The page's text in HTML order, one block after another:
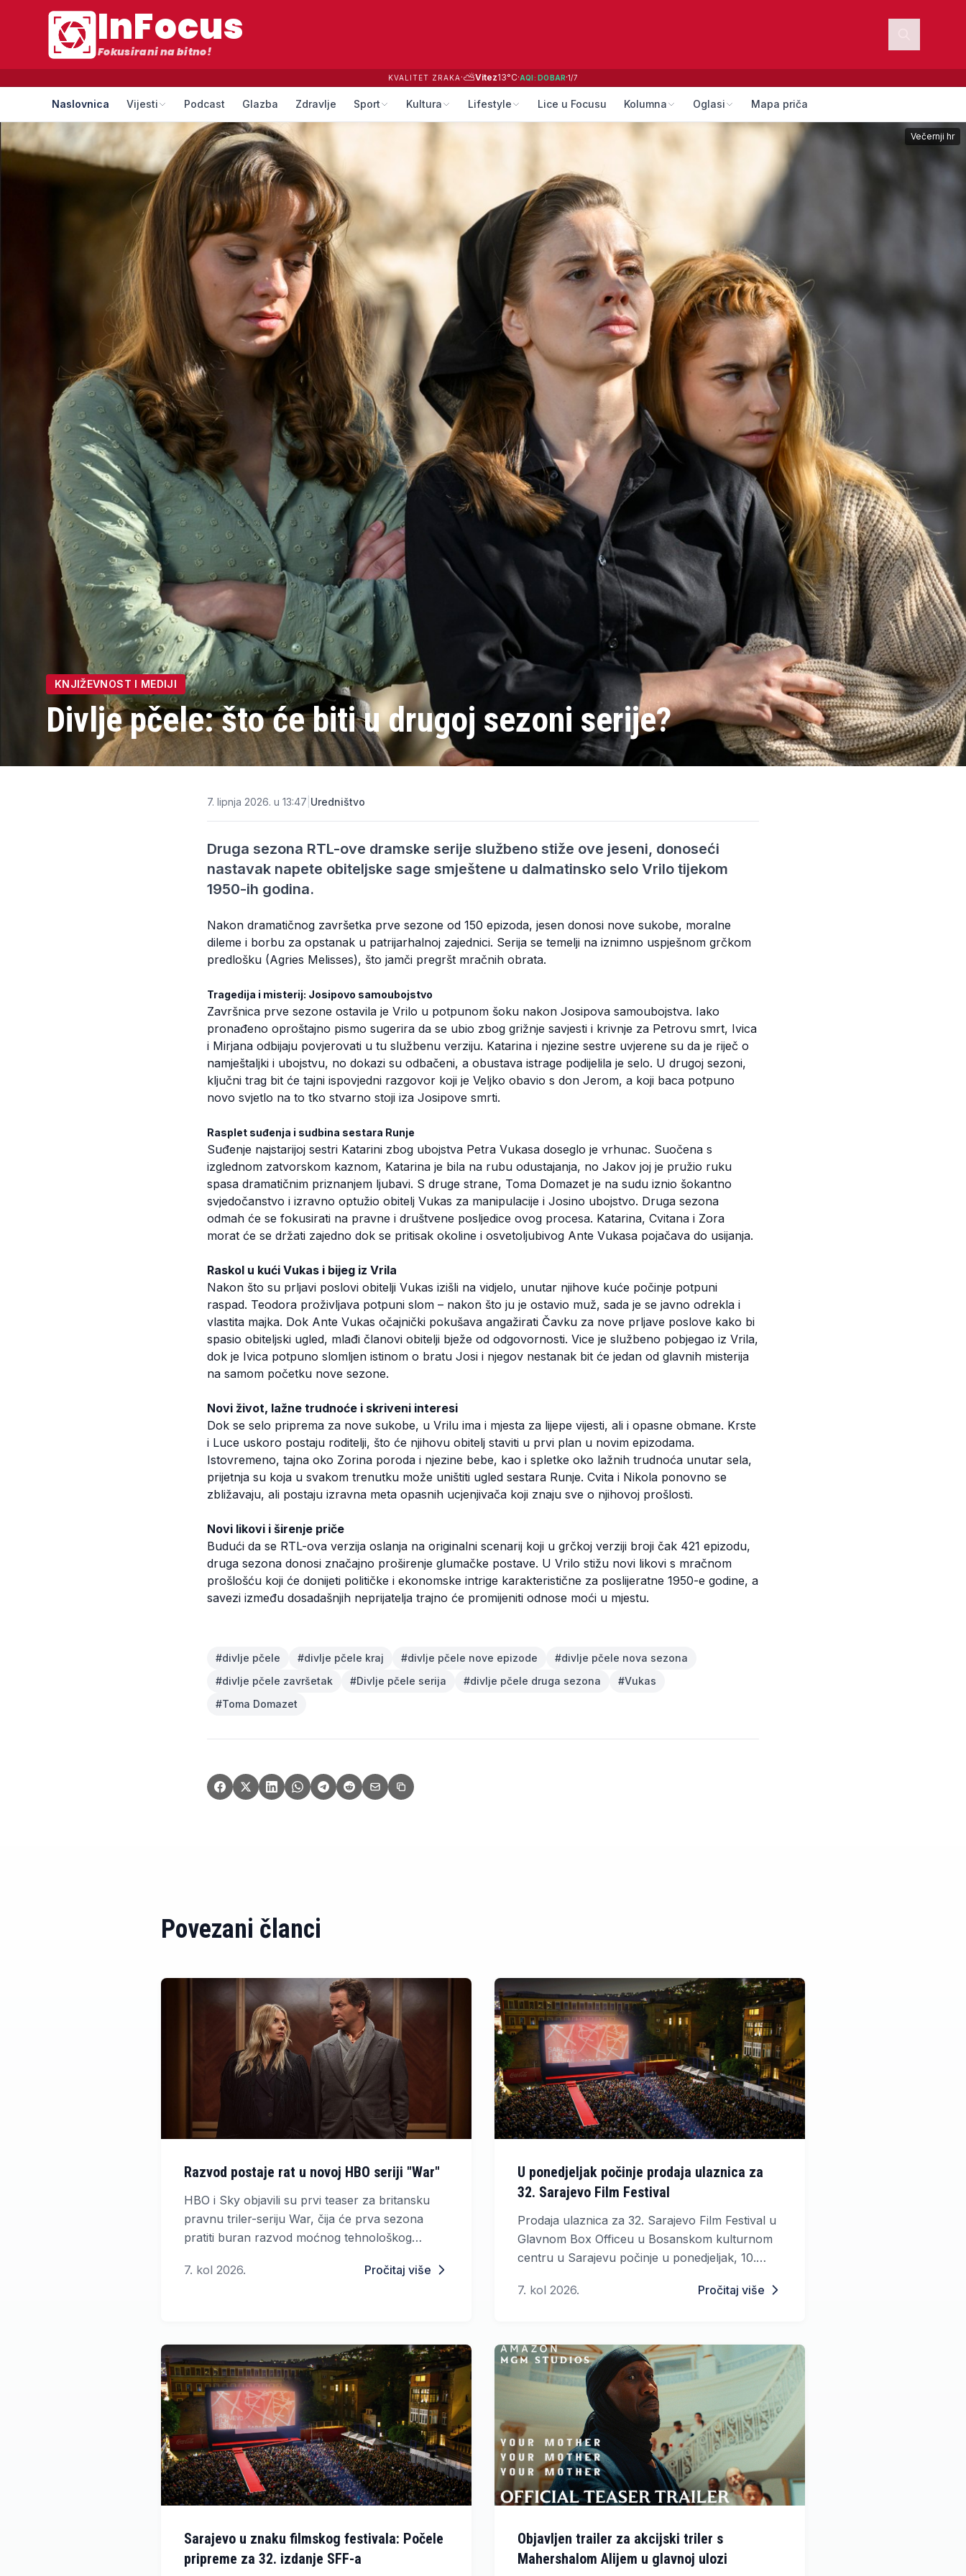
InFocus
Fokusirani na bitno!
KVALITET ZRAKA·⛅Vitez13°C·AQI: DOBAR·1/7
Naslovnica Vijesti Podcast Glazba Zdravlje Sport Kultura Lifestyle Lice u Focusu Kolumna Oglasi Mapa priča
KNJIŽEVNOST I MEDIJI
Divlje pčele: što će biti u drugoj sezoni serije?
Večernji hr
7. lipnja 2026. u 13:47 Uredništvo
Druga sezona RTL-ove dramske serije službeno stiže ove jeseni, donoseći
nastavak napete obiteljske sage smještene u dalmatinsko selo Vrilo tijekom
1950-ih godina.
Nakon dramatičnog završetka prve sezone od 150 epizoda, jesen donosi nove sukobe, moralne
dileme i borbu za opstanak u patrijarhalnoj zajednici. Serija se temelji na iznimno uspješnom grčkom
predlošku (Agries Melisses), što jamči pregršt mračnih obrata.
Tragedija i misterij: Josipovo samoubojstvo
Završnica prve sezone ostavila je Vrilo u potpunom šoku nakon Josipova samoubojstva. Iako
pronađeno oproštajno pismo sugerira da se ubio zbog grižnje savjesti i krivnje za Petrovu smrt, Ivica
i Mirjana odbijaju povjerovati u tu službenu verziju. Katarina i njezine sestre uvjerene su da je riječ o
namještaljki i ubojstvu, no dokazi su odbačeni, a obustava istrage podijelila je selo. U drugoj sezoni,
ključni trag bit će tajni ispovjedni razgovor koji je Veljko obavio s don Jerom, a koji baca potpuno
novo svjetlo na to tko stvarno stoji iza Josipove smrti.
Rasplet suđenja i sudbina sestara Runje
Suđenje najstarijoj sestri Katarini zbog ubojstva Petra Vukasa doseglo je vrhunac. Suočena s
izglednom zatvorskom kaznom, Katarina je bila na rubu odustajanja, no Jakov joj je pružio ruku
spasa dramatičnim priznanjem ljubavi. S druge strane, Toma Domazet je na sudu iznio šokantno
svjedočanstvo i izravno optužio obitelj Vukas za manipulacije i Josino ubojstvo. Druga sezona
odmah će se fokusirati na pravne i društvene posljedice ovog procesa. Katarina, Cvitana i Zora
morat će se držati zajedno dok se pritisak okoline i osvetoljubivog Ante Vukasa pojačava do usijanja.
Raskol u kući Vukas i bijeg iz Vrila
Nakon što su prljavi poslovi obitelji Vukas izišli na vidjelo, unutar njihove kuće počinje potpuni
raspad. Teodora proživljava potpuni slom – nakon što ju je ostavio muž, sada je se javno odrekla i
vlastita majka. Dok Ante Vukas očajnički pokušava angažirati Čavku za nove prljave poslove kako bi
spasio obiteljski ugled, mlađi članovi obitelji bježe od odgovornosti. Vice je službeno pobjegao iz Vrila,
dok je Ivica potpuno slomljen istinom o bratu Josi i njegov nestanak bit će jedan od glavnih misterija
na samom početku nove sezone.
Novi život, lažne trudnoće i skriveni interesi
Dok se selo priprema za nove sukobe, u Vrilu ima i mjesta za lijepe vijesti, ali i opasne obmane. Krste
i Luce uskoro postaju roditelji, što će njihovu obitelj staviti u prvi plan u novim epizodama.
Istovremeno, tajna oko Zorina poroda i njezine bebe, kao i spletke oko lažnih trudnoća unutar sela,
prijetnja su koja u svakom trenutku može uništiti ugled sestara Runje. Cvita i Nikola ponovno se
zbližavaju, ali postaju izravna meta opasnih ucjenjivača koji znaju sve o njihovoj prošlosti.
Novi likovi i širenje priče
Budući da se RTL-ova verzija oslanja na originalni scenarij koji u grčkoj verziji broji čak 421 epizodu,
druga sezona donosi značajno proširenje glumačke postave. U Vrilo stižu novi likovi s mračnom
prošlošću koji će donijeti političke i ekonomske intrige karakteristične za poslijeratne 1950-e godine, a
savezi između dosadašnjih neprijatelja trajno će promijeniti odnose moći u mjestu.
#divlje pčele #divlje pčele kraj #divlje pčele nove epizode #divlje pčele nova sezona
#divlje pčele završetak #Divlje pčele serija #divlje pčele druga sezona #Vukas
#Toma Domazet
Povezani članci
Razvod postaje rat u novoj HBO seriji "War"
HBO i Sky objavili su prvi teaser za britansku
pravnu triler-seriju War, čija će prva sezona
pratiti buran razvod moćnog tehnološkog
poznate filmske zvijezde. Glavne uloge tumače
7. kol 2026. Pročitaj više
U ponedjeljak počinje prodaja ulaznica za
32. Sarajevo Film Festival
Prodaja ulaznica za 32. Sarajevo Film Festival u
Glavnom Box Officeu u Bosanskom kulturnom
centru u Sarajevu počinje u ponedjeljak, 10.
nagrađeno s po deset besplatnih ulaznica za
7. kol 2026. Pročitaj više
Sarajevo u znaku filmskog festivala: Počele
pripreme za 32. izdanje SFF-a
Objavljen trailer za akcijski triler s
Mahershalom Alijem u glavnoj ulozi